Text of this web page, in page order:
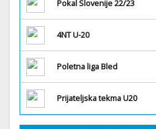
Pokal Slovenije 22/23
4NT U-20
Poletna liga Bled
Prijateljska tekma U20